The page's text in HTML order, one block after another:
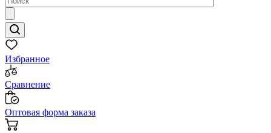
Избранное
Сравнение
Оптовая форма заказа